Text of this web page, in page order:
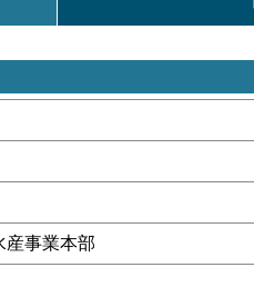
産事業本部